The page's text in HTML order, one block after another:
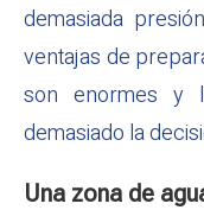
demasiada
ventajas de
son enormes y
demasiado la
Una zona de